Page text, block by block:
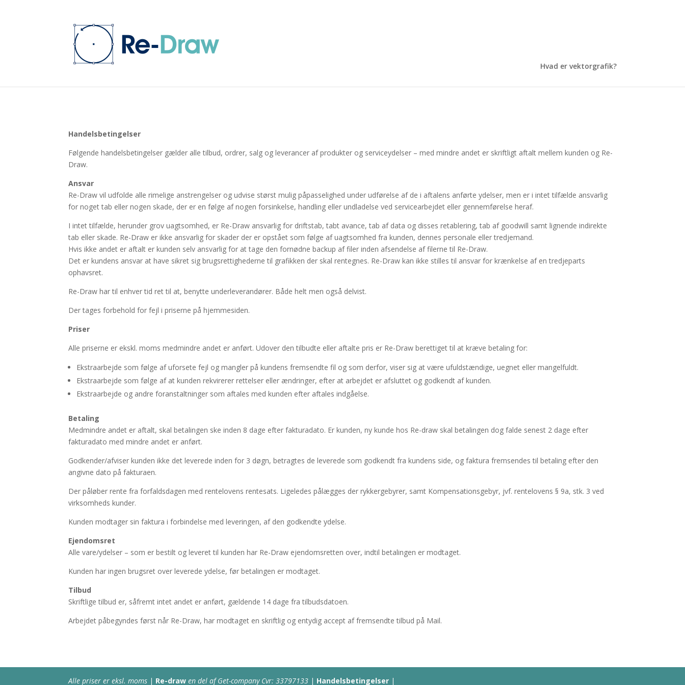
Hvad er vektorgrafik?
Handelsbetingelser
Følgende handelsbetingelser gælder alle tilbud, ordrer, salg og leverancer af produkter og serviceydelser – med mindre andet er skriftligt aftalt mellem kunden og Re-
Draw.
Ansvar
Re-Draw vil udfolde alle rimelige anstrengelser og udvise størst mulig påpasselighed under udførelse af de i aftalens anførte ydelser, men er i intet tilfælde ansvarlig
for noget tab eller nogen skade, der er en følge af nogen forsinkelse, handling eller undladelse ved servicearbejdet eller gennemførelse heraf.
I intet tilfælde, herunder grov uagtsomhed, er Re-Draw ansvarlig for driftstab, tabt avance, tab af data og disses retablering, tab af goodwill samt lignende indirekte
tab eller skade. Re-Draw er ikke ansvarlig for skader der er opstået som følge af uagtsomhed fra kunden, dennes personale eller tredjemand.
Hvis ikke andet er aftalt er kunden selv ansvarlig for at tage den fornødne backup af filer inden afsendelse af filerne til Re-Draw.
Det er kundens ansvar at have sikret sig brugsrettighederne til grafikken der skal rentegnes. Re-Draw kan ikke stilles til ansvar for krænkelse af en tredjeparts
ophavsret.
Re-Draw har til enhver tid ret til at, benytte underleverandører. Både helt men også delvist.
Der tages forbehold for fejl i priserne på hjemmesiden.
Priser
Alle priserne er ekskl. moms medmindre andet er anført. Udover den tilbudte eller aftalte pris er Re-Draw berettiget til at kræve betaling for:
Ekstraarbejde som følge af uforsete fejl og mangler på kundens fremsendte fil og som derfor, viser sig at være ufuldstændige, uegnet eller mangelfuldt.
Ekstraarbejde som følge af at kunden rekvirerer rettelser eller ændringer, efter at arbejdet er afsluttet og godkendt af kunden.
Ekstraarbejde og andre foranstaltninger som aftales med kunden efter aftales indgåelse.
Betaling
Medmindre andet er aftalt, skal betalingen ske inden 8 dage efter fakturadato. Er kunden, ny kunde hos Re-draw skal betalingen dog falde senest 2 dage efter
fakturadato med mindre andet er anført.
Godkender/afviser kunden ikke det leverede inden for 3 døgn, betragtes de leverede som godkendt fra kundens side, og faktura fremsendes til betaling efter den
angivne dato på fakturaen.
Der påløber rente fra forfaldsdagen med rentelovens rentesats. Ligeledes pålægges der rykkergebyrer, samt Kompensationsgebyr, jvf. rentelovens § 9a, stk. 3 ved
virksomheds kunder.
Kunden modtager sin faktura i forbindelse med leveringen, af den godkendte ydelse.
Ejendomsret
Alle vare/ydelser – som er bestilt og leveret til kunden har Re-Draw ejendomsretten over, indtil betalingen er modtaget.
Kunden har ingen brugsret over leverede ydelse, før betalingen er modtaget.
Tilbud
Skriftlige tilbud er, såfremt intet andet er anført, gældende 14 dage fra tilbudsdatoen.
Arbejdet påbegyndes først når Re-Draw, har modtaget en skriftlig og entydig accept af fremsendte tilbud på Mail.
Alle priser er eksl. moms | Re-draw en del af Get-company Cvr: 33797133 | Handelsbetingelser |